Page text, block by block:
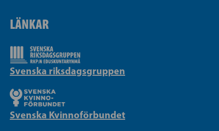
LÄNKAR
Svenska riksdagsgruppen
Svenska Kvinnoförbundet